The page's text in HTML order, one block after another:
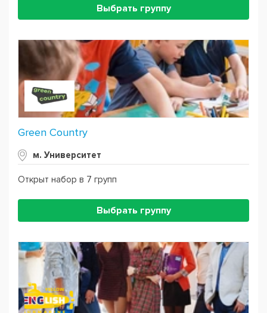
Выбрать группу
Green Country
м. Университет
Открыт набор в 7 групп
Выбрать группу